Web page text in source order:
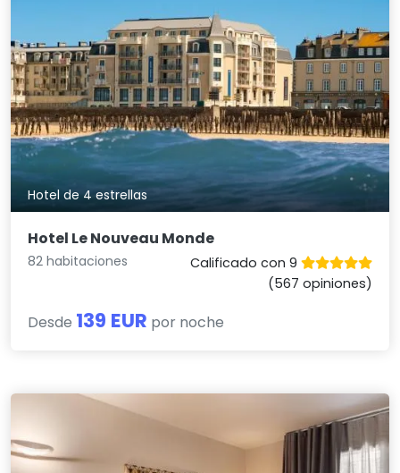
Hotel de 4 estrellas
Hotel Le Nouveau Monde
82 habitaciones
Calificado con 9
(567 opiniones)
Desde 139 EUR por noche